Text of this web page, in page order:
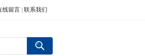
线留言 联系我们